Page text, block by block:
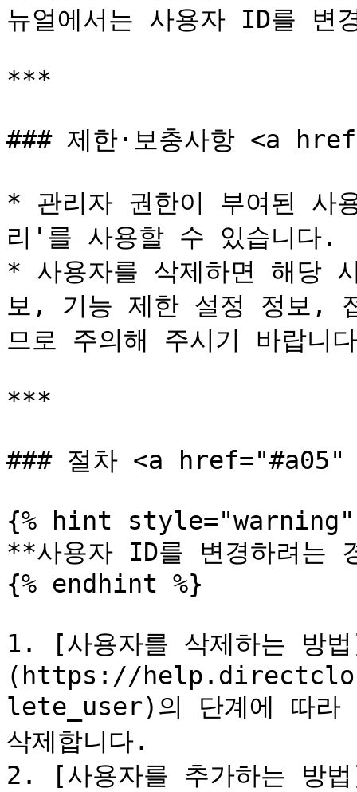
뉴얼에서는 사용자 ID를 변
***
### 제한·보충사항 <a
* 관리자 권한이 부여된 사
리'를 사용할 수 있습니다.
* 사용자를 삭제하면 해당
보, 기능 제한 설정 정보,
므로 주의해 주시기 바랍니
***
### 절차 <a
{% hint style="warning"
**사용자 ID를 변경하려는
{% endhint %}
1. [사용자를 삭제하는 방
(https://
lete_user)의 단계에 따라
삭제합니다.
2. [사용자를 추가하는 방